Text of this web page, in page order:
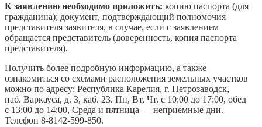
К заявлению необходимо приложить: копию паспорта (для
гражданина); документ, подтверждающий полномочия
представителя заявителя, в случае, если с заявлением
обращается представитель (доверенность, копия паспорта
представителя).
Получить более подробную информацию, а также
ознакомиться со схемами расположения земельных участков
можно по адресу: Республика Карелия, г. Петрозаводск,
наб. Варкауса, д. 3, каб. 23. Пн, Вт, Чт. с 10:00 до 17:00, обед
с 13:00 до 14:00, Среда и пятница — неприемные дни.
Телефон 8-8142-599-850.